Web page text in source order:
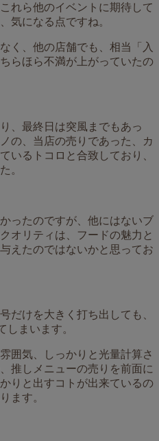
れら他のイベントに期待して
気になる点ですね。
く、他の店舗でも、相当「入
らほら不満が上がっていたの
、最終日は突風までもあっ
の、当店の売りであった、カ
るトコロと合致しており、
。
ったのですが、他にはないブ
オリティは、フードの魅力と
えたのではないかと思ってお
だけを大きく打ち出しても、
しまいます。
囲気、しっかりと光量計算さ
推しメニューの売りを前面に
りと出すコトが出来ているの
ます。